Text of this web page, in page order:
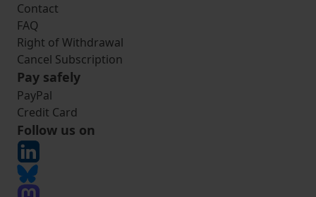
Contact
FAQ
Right of Withdrawal
Cancel Subscription
Pay safely
PayPal
Credit Card
Follow us on